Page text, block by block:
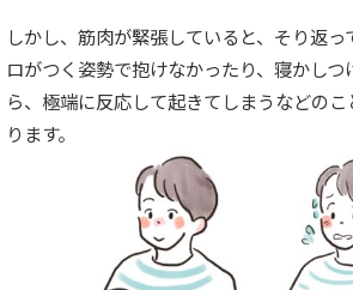
しかし、筋肉が緊張していると、そり返
ロがつく姿勢で抱けなかったり、寝かし
ら、極端に反応して起きてしまうなどの
ります。